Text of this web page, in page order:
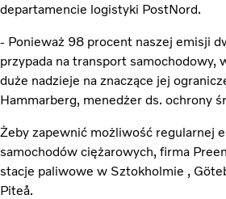
departamencie logistyki PostNord.
- Ponieważ 98 procent naszej emisji
przypada na transport samochodowy,
duże nadzieje na znaczące jej
Hammarberg, menedżer ds. ochrony
Żeby zapewnić możliwość regularnej
samochodów ciężarowych, firma
stacje paliwowe w Sztokholmie ,
Piteå.